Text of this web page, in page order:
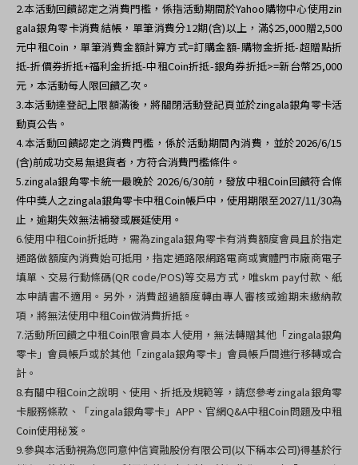
2.本活動回饋認定之消費門檻，係指活動期間於Yahoo購物中心使用zin
gala銀角零卡消費結帳，單筆消費分12期(含)以上，滿$25,000贈2,500
元中租Coin，單筆消費金額計算方式=訂購金額-購物金折抵-超贈點折
抵-折價券折抵+福利金折抵-中租Coin折抵-銀角券折抵>=新台幣25,000
元，本活動每人限回饋乙次。
3.本活動達登記上限額滿後，將關閉活動登記頁並於zingala銀角零卡活
動頁公告。
4.本活動回饋認定之消費門檻，係於活動期間內消費，並於2026/6/15
(含)前成功交易無退貨者，方符合消費門檻條件。
5.zingala銀角零卡統一最晚於 2026/6/30前，發放中租Coin回饋符合條
件中獎人之zingala銀角零卡中租Coin帳戶中，使用期限至2027/11/30為
止，逾期失效無法補發或展延使用。
6.使用中租Coin折抵時，需為zingala銀角零卡有消費額度會員且於指定
通路做額度內消費始可抵用，指定通路限網路電商或實體門市廠商電子
填單、交易行動條碼(QR code/POS)等交易方式，唯skm pay付款、紙
本申請書不適用。另外，消費超過額度轉由專人審核或逾期未繳納款
項，將無法使用中租Coin做消費折抵。
7.活動所回饋之中租Coin限會員本人使用，無法轉贈其他「zingala銀角
零卡」會員帳戶或於其他「zingala銀角零卡」會員帳戶間進行移轉或合
計。
8.有關中租Coin之說明、使用、折抵及規範等，請您參考zingala銀角零
卡服務條款、「zingala銀角零卡」APP、官網Q&A中租Coin問題及中租
Coin使用秘笈。
9.參與本活動視為您同意仲信資融股份有限公司(以下稱本公司)得基於行